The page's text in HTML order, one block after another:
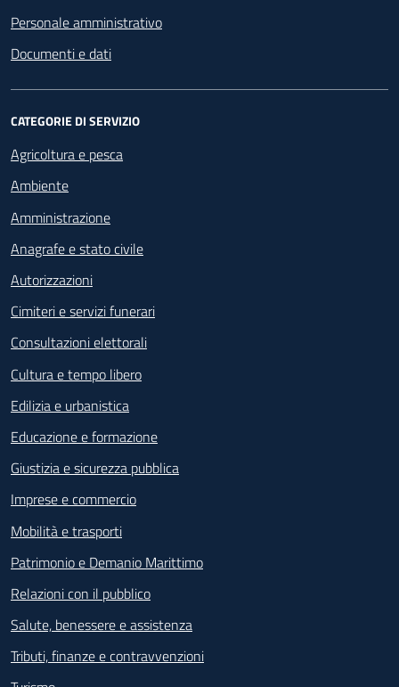
Personale amministrativo
Documenti e dati
CATEGORIE DI SERVIZIO
Agricoltura e pesca
Ambiente
Amministrazione
Anagrafe e stato civile
Autorizzazioni
Cimiteri e servizi funerari
Consultazioni elettorali
Cultura e tempo libero
Edilizia e urbanistica
Educazione e formazione
Giustizia e sicurezza pubblica
Imprese e commercio
Mobilità e trasporti
Patrimonio e Demanio Marittimo
Relazioni con il pubblico
Salute, benessere e assistenza
Tributi, finanze e contravvenzioni